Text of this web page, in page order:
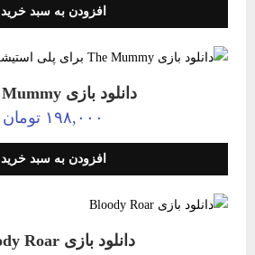
افزودن به سبد خرید
دانلود بازی The Mummy
۱۹۸,۰۰۰ تومان
افزودن به سبد خرید
دانلود بازی Bloody Roar